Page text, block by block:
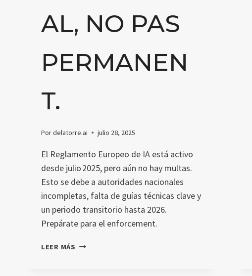
AL, NO PAS
PERMANEN
T.
Pordelatorre.ai julio 28, 2025
El Reglamento Europeo de IA está activo
desde julio 2025, pero aún no hay multas.
Esto se debe a autoridades nacionales
incompletas, falta de guías técnicas clave y
un periodo transitorio hasta 2026.
Prepárate para el enforcement.
LEER MÁS EL